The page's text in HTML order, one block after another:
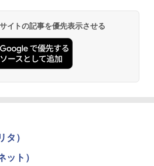
イトの記事を優先表示させる
タ）
ット）